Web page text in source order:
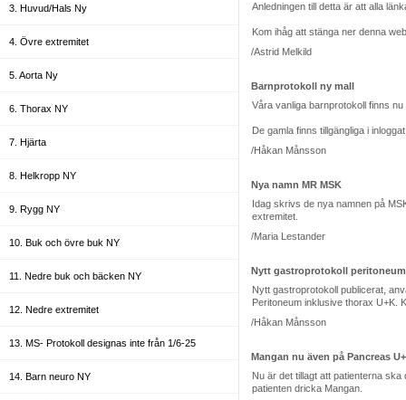
3. Huvud/Hals Ny
4. Övre extremitet
5. Aorta Ny
6. Thorax NY
7. Hjärta
8. Helkropp NY
9. Rygg NY
10. Buk och övre buk NY
11. Nedre buk och bäcken NY
12. Nedre extremitet
13. MS- Protokoll designas inte från 1/6-25
14. Barn neuro NY
Anledningen till detta är att alla
Kom ihåg att stänga ner denna
/Astrid Melkild
Barnprotokoll ny mall
Våra vanliga barnprotokoll finns
De gamla finns tillgängliga i
/Håkan Månsson
Nya namn MR MSK
Idag skrivs de nya namnen på
extremitet.
/Maria Lestander
Nytt gastroprotokoll peritoneum
Nytt gastroprotokoll publicerat,
Peritoneum inklusive thorax U+K.
/Håkan Månsson
Mangan nu även på Pancreas
Nu är det tillagt att patienterna
patienten dricka Mangan.